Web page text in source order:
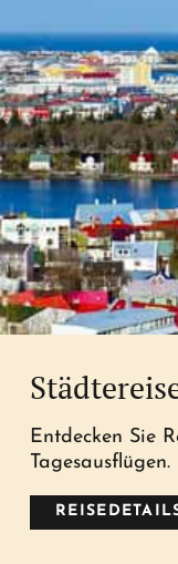
Entdecken Sie
Tagesausflügen.